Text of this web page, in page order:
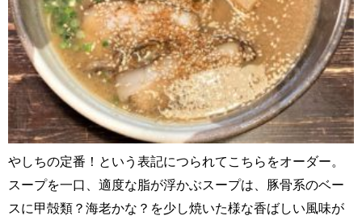
やしちの定番！という表記につられてこちらをオーダー。
スープを一口、適度な脂が浮かぶスープは、豚骨系のベー
スに甲殻類？海老かな？を少し焼いた様な香ばしい風味が